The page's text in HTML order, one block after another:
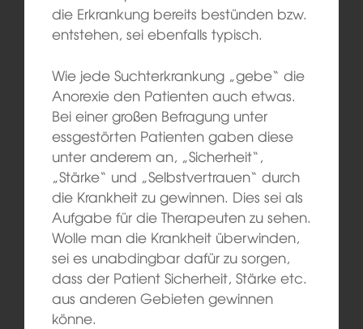
die Erkrankung bereits bestünden bzw.
entstehen, sei ebenfalls typisch.
Wie jede Suchterkrankung „gebe“ die
Anorexie den Patienten auch etwas.
Bei einer großen Befragung unter
essgestörten Patienten gaben diese
unter anderem an, „Sicherheit“,
„Stärke“ und „Selbstvertrauen“ durch
die Krankheit zu gewinnen. Dies sei als
Aufgabe für die Therapeuten zu sehen.
Wolle man die Krankheit überwinden,
sei es unabdingbar dafür zu sorgen,
dass der Patient Sicherheit, Stärke etc.
aus anderen Gebieten gewinnen
könne.